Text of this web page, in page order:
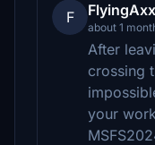
F FlyingAxx
about 1
After
crossing
your